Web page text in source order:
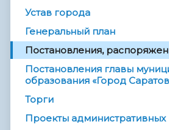
Устав города
Генеральный план
Постановления,
Постановления главы
образования «Город
Торги
Проекты административных